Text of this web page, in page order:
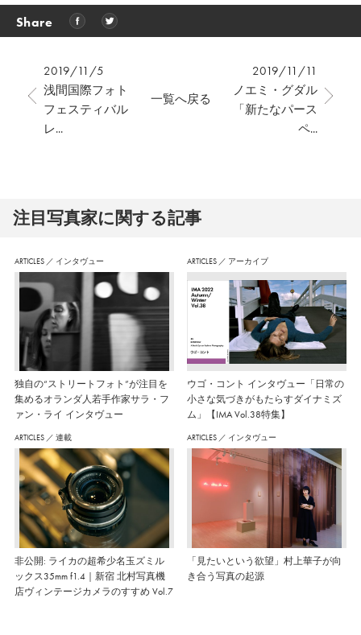
Share
2019/11/5
浅間国際フォト
フェスティバル
レ...
2019/11/11
ノエミ・グダル
「新たなパース
ペ...
一覧へ戻る
注⽬写真家に関する記事
ARTICLES ／ インタヴュー
独自の“ストリートフォト”が注目を
集めるオランダ人若手作家サラ・フ
ァン・ライ インタヴュー
ARTICLES ／ アーカイブ
ウゴ・コント インタヴュー「日常の
小さな気づきがもたらすダイナミズ
ム」【IMA Vol.38特集】
ARTICLES ／ 連載
非公開: ライカの超希少名玉ズミル
ックス35mm f1.4｜新宿 北村写真機
店ヴィンテージカメラのすすめ Vol.7
ARTICLES ／ インタヴュー
「見たいという欲望」村上華子が向
き合う写真の起源